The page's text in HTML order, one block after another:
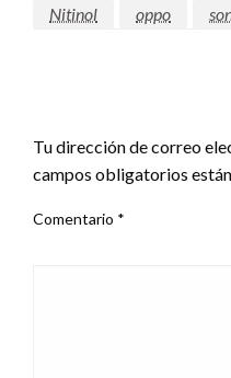
Nitinol oppo
Tu dirección de correo
campos obligatorios
Comentario *